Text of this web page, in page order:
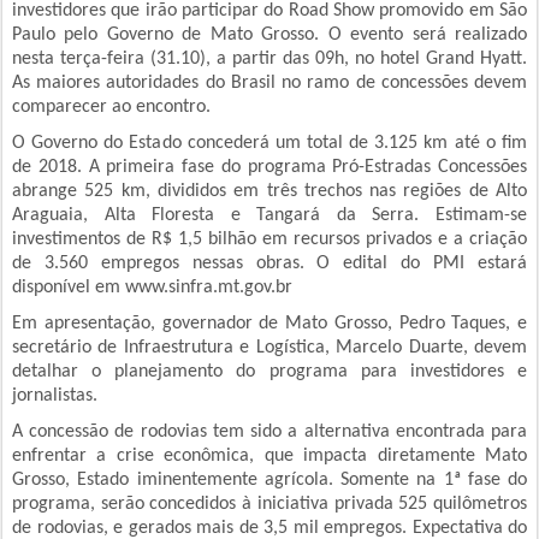
investidores que irão participar do Road Show promovido em São
Paulo pelo Governo de Mato Grosso. O evento será realizado
nesta terça-feira (31.10), a partir das 09h, no hotel Grand Hyatt.
As maiores autoridades do Brasil no ramo de concessões devem
comparecer ao encontro.
O Governo do Estado concederá um total de 3.125 km até o fim
de 2018. A primeira fase do programa Pró-Estradas Concessões
abrange 525 km, divididos em três trechos nas regiões de Alto
Araguaia, Alta Floresta e Tangará da Serra. Estimam-se
investimentos de R$ 1,5 bilhão em recursos privados e a criação
de 3.560 empregos nessas obras. O edital do PMI estará
disponível em www.sinfra.mt.gov.br
Em apresentação, governador de Mato Grosso, Pedro Taques, e
secretário de Infraestrutura e Logística, Marcelo Duarte, devem
detalhar o planejamento do programa para investidores e
jornalistas.
A concessão de rodovias tem sido a alternativa encontrada para
enfrentar a crise econômica, que impacta diretamente Mato
Grosso, Estado iminentemente agrícola. Somente na 1ª fase do
programa, serão concedidos à iniciativa privada 525 quilômetros
de rodovias, e gerados mais de 3,5 mil empregos. Expectativa do